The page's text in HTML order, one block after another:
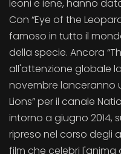
leoni e iene, hanno
Con “Eye of the
famoso in tutto il
della specie. Ancora
all'attenzione globale
novembre lanceranno
Lions” per il canale
intorno a giugno 2014,
ripreso nel corso degli
film che celebri